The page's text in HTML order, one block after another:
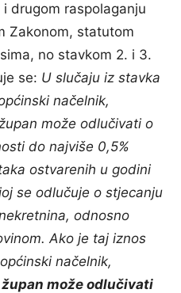
drugom raspolaganju
Zakonom, statutom
no stavkom 2. i 3.
se: U slučaju iz stavka
načelnik,
može odlučivati o
do najviše 0,5%
ostvarenih u godini
se odlučuje o stjecanju
odnosno
Ako je taj iznos
načelnik,
može odlučivati